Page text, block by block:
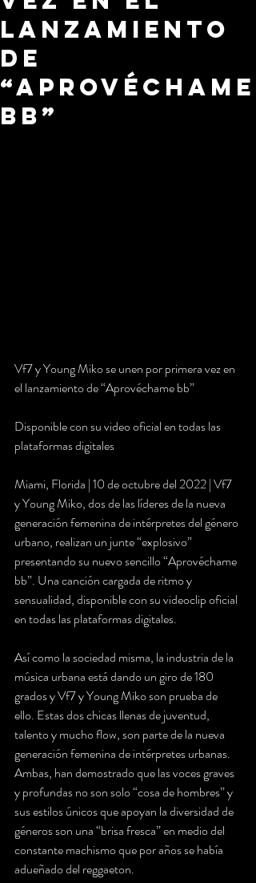
lanzamiento
de
“Aprovéchame
bb”
Vf7 y Young Miko se unen por primera vez en
el lanzamiento de “Aprovéchame bb”
Disponible con su video oficial en todas las
plataformas digitales
Miami, Florida | 10 de octubre del 2022 | Vf7
y Young Miko, dos de las líderes de la nueva
generación femenina de intérpretes del género
urbano, realizan un junte “explosivo”
presentando su nuevo sencillo “Aprovéchame
bb”. Una canción cargada de ritmo y
sensualidad, disponible con su videoclip oficial
en todas las plataformas digitales.
Así como la sociedad misma, la industria de la
música urbana está dando un giro de 180
grados y Vf7 y Young Miko son prueba de
ello. Estas dos chicas llenas de juventud,
talento y mucho flow, son parte de la nueva
generación femenina de intérpretes urbanas.
Ambas, han demostrado que las voces graves
y profundas no son solo “cosa de hombres” y
sus estilos únicos que apoyan la diversidad de
géneros son una “brisa fresca” en medio del
constante machismo que por años se había
adueñado del reggaeton.